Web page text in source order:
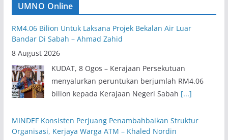
UMNO Online
RM4.06 Bilion Untuk Laksana Projek Bekalan Air Luar
Bandar Di Sabah – Ahmad Zahid
8 August 2026
KUDAT, 8 Ogos – Kerajaan Persekutuan
menyalurkan peruntukan berjumlah RM4.06
bilion kepada Kerajaan Negeri Sabah [...]
MINDEF Konsisten Perjuang Penambahbaikan Struktur
Organisasi, Kerjaya Warga ATM – Khaled Nordin